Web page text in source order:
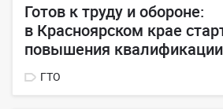
Готов к труду и обороне:
в Красноярском крае
повышения квалификации
ГТО